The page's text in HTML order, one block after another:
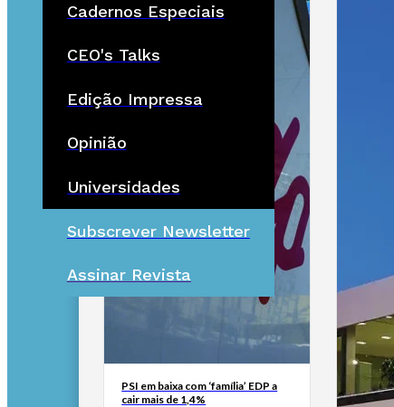
Cadernos Especiais
CEO's Talks
Edição Impressa
Opinião
Universidades
Subscrever Newsletter
Assinar Revista
PSI em baixa com ‘família’ EDP a
cair mais de 1,4%